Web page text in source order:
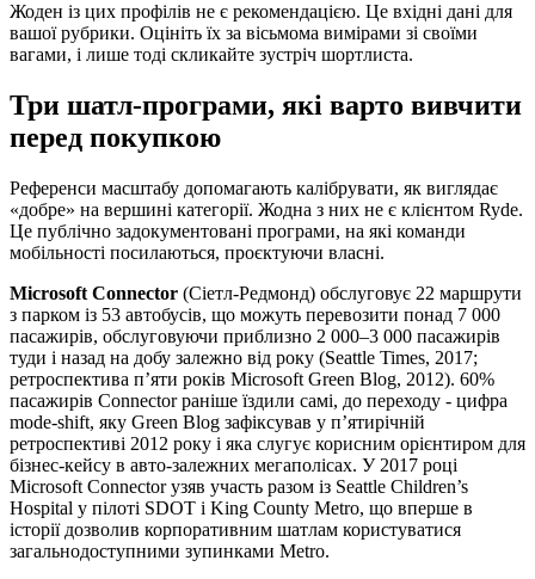
Жоден із цих профілів не є рекомендацією. Це вхідні дані для
вашої рубрики. Оцініть їх за вісьмома вимірами зі своїми
вагами, і лише тоді скликайте зустріч шортлиста.
Три шатл-програми, які варто вивчити
перед покупкою
Референси масштабу допомагають калібрувати, як виглядає
«добре» на вершині категорії. Жодна з них не є клієнтом Ryde.
Це публічно задокументовані програми, на які команди
мобільності посилаються, проєктуючи власні.
Microsoft Connector (Сіетл-Редмонд) обслуговує 22 маршрути
з парком із 53 автобусів, що можуть перевозити понад 7 000
пасажирів, обслуговуючи приблизно 2 000–3 000 пасажирів
туди і назад на добу залежно від року (Seattle Times, 2017;
ретроспектива п’яти років Microsoft Green Blog, 2012). 60%
пасажирів Connector раніше їздили самі, до переходу - цифра
mode-shift, яку Green Blog зафіксував у п’ятирічній
ретроспективі 2012 року і яка слугує корисним орієнтиром для
бізнес-кейсу в авто-залежних мегаполісах. У 2017 році
Microsoft Connector узяв участь разом із Seattle Children’s
Hospital у пілоті SDOT і King County Metro, що вперше в
історії дозволив корпоративним шатлам користуватися
загальнодоступними зупинками Metro.